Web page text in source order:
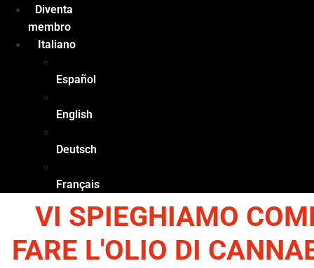
Diventa
membro
Italiano
Español
English
Deutsch
Français
VI SPIEGHIAMO
FARE L'OLIO DI